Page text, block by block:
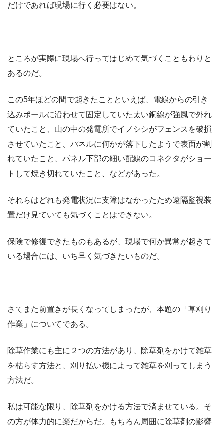
だけであれば現場に行く必要はない。
ところが実際に現場へ行ってはじめて気づくこともわりと
あるのだ。
この5年ほどの間で起きたことといえば、電線からの引き
込みポールに沿わせて固定していた太い銅線が強風で外れ
ていたこと、山の中の発電所でイノシシがフェンスを破損
させていたこと、パネルに何かが落下したようで表面が割
れていたこと、パネル下部の細い配線のコネクタがショー
トして焼き切れていたこと、などがあった。
それらはどれも発電状況に支障はなかったため遠隔監視装
置だけ見ていても気づくことはできない。
保険で修復できたものもあるが、現場で何か異常が起きて
いる場合には、いち早く気づきたいものだ。
さてまた前置きが長くなってしまったが、本題の「草刈り
作業」についてである。
除草作業にも主に２つの方法があり、除草剤をかけて雑草
を枯らす方法と、刈り払い機によって雑草を刈ってしまう
方法だ。
私は可能な限り、除草剤をかける方法で済ませている。そ
の方が体力的に楽だからだ。もちろん周囲に除草剤の影響